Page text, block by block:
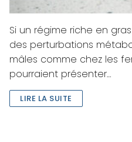
Si un régime riche en
des perturbations
mâles comme chez les
pourraient présenter…
LIRE LA SUITE